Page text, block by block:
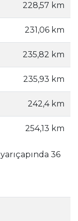
228,57 km
231,06 km
235,82 km
235,93 km
242,4 km
254,13 km
36